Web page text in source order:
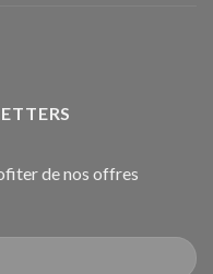
de nos offres